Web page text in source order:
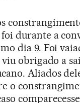
durante a
dia 9. Foi
obrigado a
Aliados
o